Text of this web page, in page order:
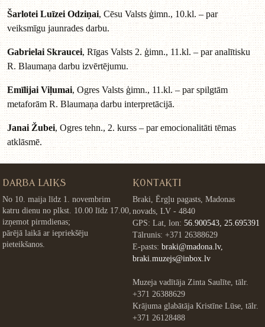
Šarlotei Luīzei Odziņai, Cēsu Valsts ģimn., 10.kl. – par
veiksmīgu jaunrades darbu.
Gabrielai Skraucei, Rīgas Valsts 2. ģimn., 11.kl. – par analītisku
R. Blaumaņa darbu izvērtējumu.
Emīlijai Viļumai, Ogres Valsts ģimn., 11.kl. – par spilgtām
metaforām R. Blaumaņa darbu interpretācijā.
Janai Žubei, Ogres tehn., 2. kurss – par emocionalitāti tēmas
atklāsmē.
DARBA LAIKS
No 10. maija līdz 1. novembrim
katru dienu no plkst. 10.00 līdz 17.00,
izņemot pirmdienas;
pārējā laikā ar iepriekšēju
pieteikšanos.
KONTAKTI
Braki, Ērgļu pagasts, Madonas
novads, LV - 4840
GPS: Lat, lon: 56.900543, 25.695391
Tālrunis: +371 26388629
E-pasts: braki@madona.lv,
braki.muzejs@inbox.lv
Muzeja vadītāja Zinta Saulīte, tālr.
+371 26388629
Krājuma glabātāja Kristīne Lūse, tālr.
+371 26128488